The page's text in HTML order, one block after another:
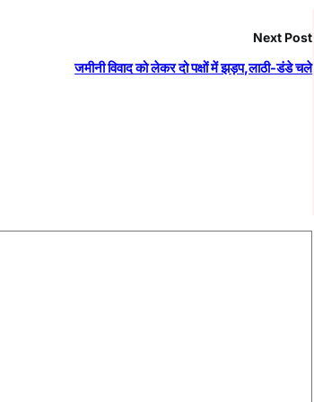
Next Post
जमीनी विवाद को लेकर दो पक्षों में झड़प,लाठी-डंडे चले